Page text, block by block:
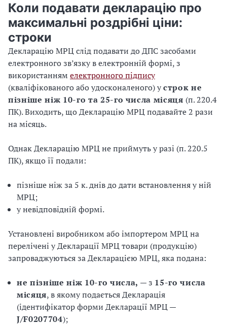
Коли подавати декларацію про
максимальні роздрібні ціни:
строки
Декларацію МРЦ слід подавати до ДПС засобами
електронного зв’язку в електронній формі, з
використанням електронного підпису
(кваліфікованого або удосконаленого) устрок не
пізніше ніж 10-го та 25-го числа місяця (п. 220.4
ПК). Виходить, що Декларацію МРЦ подавайте 2 рази
на місяць.
Однак Декларацію МРЦ не приймуть у разі (п. 220.5
ПК), якщо її подали:
пізніше ніж за 5 к. днів до дати встановлення у ній
МРЦ;
у невідповідній формі.
Установлені виробником або імпортером МРЦ на
перелічені у Декларації МРЦ товари (продукцію)
запроваджуються за Декларацією МРЦ, яка подана:
не пізніше ніж 10-го числа, — з 15-го числа
місяця, в якому подається Декларація
(ідентифікатор форми Декларації МРЦ —
J/F0207704);